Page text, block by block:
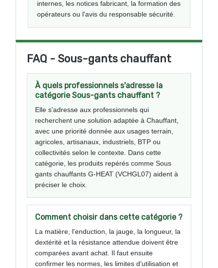
internes, les notices fabricant, la formation des
opérateurs ou l'avis du responsable sécurité.
FAQ - Sous-gants chauffant
À quels professionnels s'adresse la
catégorie Sous-gants chauffant ?
Elle s'adresse aux professionnels qui
recherchent une solution adaptée à Chauffant,
avec une priorité donnée aux usages terrain,
agricoles, artisanaux, industriels, BTP ou
collectivités selon le contexte. Dans cette
catégorie, les produits repérés comme Sous
gants chauffants G-HEAT (VCHGL07) aident à
préciser le choix.
Comment choisir dans cette catégorie ?
La matière, l'enduction, la jauge, la longueur, la
dextérité et la résistance attendue doivent être
comparées avant achat. Il faut ensuite
confirmer les normes, les limites d'utilisation et